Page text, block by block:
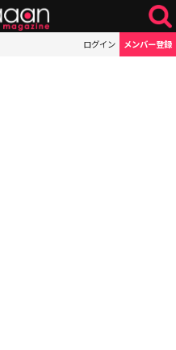
ログイン メンバー登録